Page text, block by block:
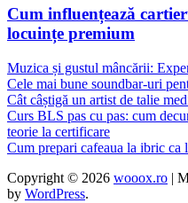
Cum influențează
locuințe premium
Muzica și gustul mâncării:
Cele mai bune soundbar-uri
Cât câștigă un artist de talie
Curs BLS pas cu pas: cum
teorie la certificare
Cum prepari cafeaua la ibric ca
Copyright © 2026 wooox.ro |
by WordPress.